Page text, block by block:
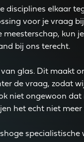
disciplines elkaar
voor je vraag
kun
bij ons terecht.
van glas. Dit maakt
de vraag, zodat
niet ongewoon dat
het echt niet meer